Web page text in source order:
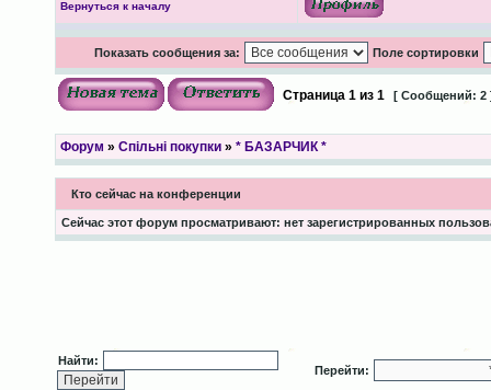
Вернуться к началу
Показать сообщения за: Поле сортировки
Страница 1из 1 [ Сообщений: 2
Форум » Спільні покупки» * БАЗАРЧИК *
Кто сейчас на конференции
Сейчас этот форум просматривают: нет зарегистрированных
Найти:
Перейти: